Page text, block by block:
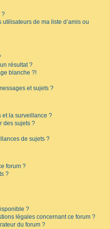
?
de ma liste d’amis ou
résultat ?
blanche ?!
et sujets ?
et la surveillance ?
des sujets ?
de sujets ?
forum ?
?
?
légales concernant ce forum ?
du forum ?